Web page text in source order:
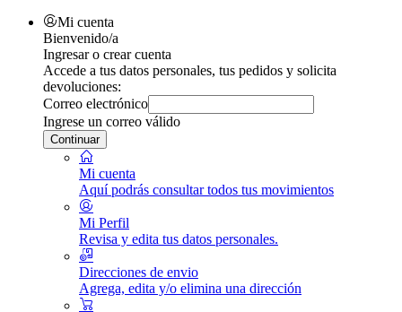
Mi cuenta
Bienvenido/a
Ingresar o crear cuenta
Accede a tus datos personales, tus pedidos y solicita
devoluciones:
Correo electrónico
Ingrese un correo válido
Continuar
Mi cuenta
Aquí podrás consultar todos tus movimientos
Mi Perfil
Revisa y edita tus datos personales.
Direcciones de envio
Agrega, edita y/o elimina una dirección